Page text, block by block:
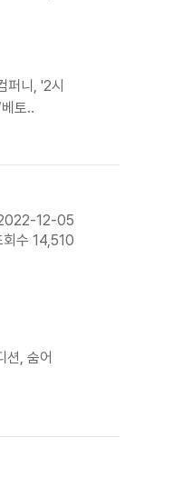
니, '2시
토..
12-05
회수 14,510
션, 숨어